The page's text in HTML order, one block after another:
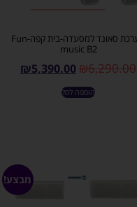
מערכת סאונד למסעדה-בית קפה-Fun
music B2
₪6,290.00
₪5,390.00
הוספה לסל
מבצע!